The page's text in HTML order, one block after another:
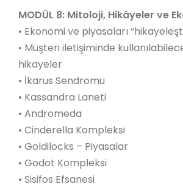
MODÜL 8: Mitoloji, Hikâyeler ve
• Ekonomi ve piyasaları
• Müşteri iletişiminde
hikayeler
• İkarus Sendromu
• Kassandra Laneti
• Andromeda
• Cinderella Kompleksi
• Goldilocks – Piyasalar
• Godot Kompleksi
• Sisifos Efsanesi